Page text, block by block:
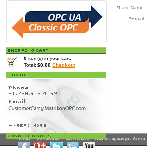
0 item(s) in your cart.
Total: $0.00 Checkout
*Last Name
*Email
Home>Downloads>Casestudies> Анализ примера: Areva